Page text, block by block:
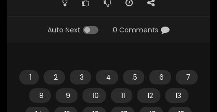
Auto Next 0 Comments
1 2 3 4 5 6
7
8
9 10 11 12
13